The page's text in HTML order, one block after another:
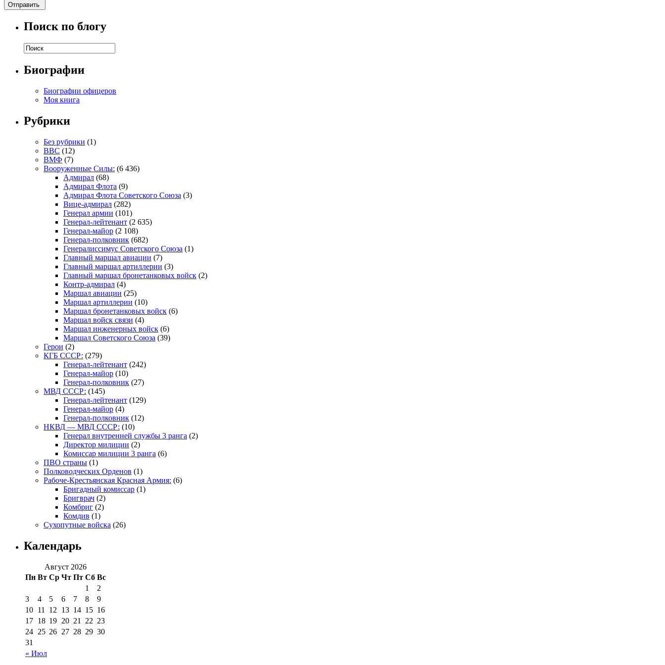
Поиск по блогу
Биографии
Биографии офицеров
Моя книга
Рубрики
Без рубрики (1)
ВВС (12)
ВМФ (7)
Вооруженные Силы: (6 436)
Адмирал (68)
Адмирал Флота (9)
Адмирал Флота Советского Союза (3)
Вице-адмирал (282)
Генерал армии (101)
Генерал-лейтенант (2 635)
Генерал-майор (2 108)
Генерал-полковник (682)
Генералиссимус Советского Союза (1)
Главный маршал авиации (7)
Главный маршал артиллерии (3)
Главный маршал бронетанковых войск (2)
Контр-адмирал (4)
Маршал авиации (25)
Маршал артиллерии (10)
Маршал бронетанковых войск (6)
Маршал войск связи (4)
Маршал инженерных войск (6)
Маршал Советского Союза (39)
Герои (2)
КГБ СССР: (279)
Генерал-лейтенант (242)
Генерал-майор (10)
Генерал-полковник (27)
МВД СССР: (145)
Генерал-лейтенант (129)
Генерал-майор (4)
Генерал-полковник (12)
НКВД — МВД СССР: (10)
Генерал внутренней службы 3 ранга (2)
Директор милиции (2)
Комиссар милиции 3 ранга (6)
ПВО страны (1)
Полководческих Орденов (1)
Рабоче-Крестьянская Красная Армия: (6)
Бригадный комиссар (1)
Бригврач (2)
Комбриг (2)
Комдив (1)
Сухопутные войска (26)
Календарь
Август 2026
Пн Вт Ср Чт Пт Сб Вс
« Июл
1
2
3
4 5 6 7 8
9
10 11 12 13 14 15 16
17 18 19 20 21 22 23
24 25 26 27 28 29 30
31